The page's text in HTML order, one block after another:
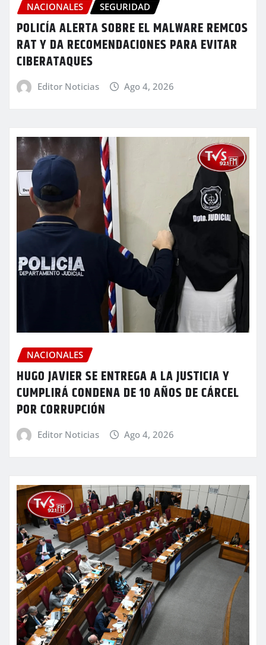
NACIONALES SEGURIDAD
POLICÍA ALERTA SOBRE EL MALWARE REMCOS
RAT Y DA RECOMENDACIONES PARA EVITAR
CIBERATAQUES
Editor Noticias Ago 4, 2026
NACIONALES
HUGO JAVIER SE ENTREGA A LA JUSTICIA Y
CUMPLIRÁ CONDENA DE 10 AÑOS DE CÁRCEL
POR CORRUPCIÓN
Editor Noticias Ago 4, 2026